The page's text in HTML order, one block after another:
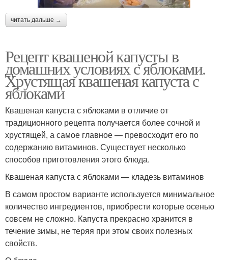
читать дальше →
Рецепт квашеной капусты в
домашних условиях с яблоками.
Хрустящая квашеная капуста с
яблоками
Квашеная капуста с яблоками в отличие от
традиционного рецепта получается более сочной и
хрустящей, а самое главное — превосходит его по
содержанию витаминов. Существует несколько
способов приготовления этого блюда.
Квашеная капуста с яблоками — кладезь витаминов
В самом простом варианте используется минимальное
количество ингредиентов, приобрести которые осенью
совсем не сложно. Капуста прекрасно хранится в
течение зимы, не теряя при этом своих полезных
свойств.